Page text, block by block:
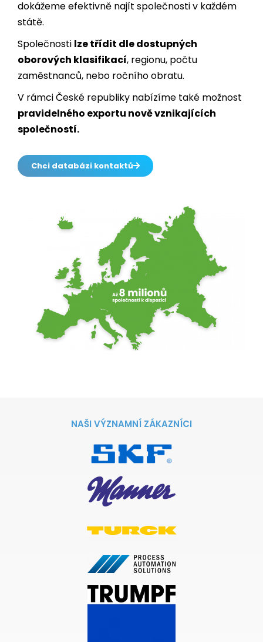
dokážeme efektivně najít společnosti v každém
státě.
Společnosti lze třídit dle dostupných
oborových klasifikací, regionu, počtu
zaměstnanců, nebo ročního obratu.
V rámci České republiky nabízíme také možnost
pravidelného exportu nově vznikajících
společností.
Chci databázi kontaktů
NAŠI VÝZNAMNÍ ZÁKAZNÍCI